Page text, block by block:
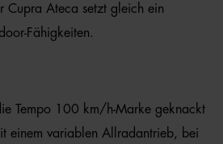
Cupra Ateca setzt gleich ein
Fähigkeiten.
Tempo 100 km/h-Marke geknackt
einem variablen Allradantrieb, bei